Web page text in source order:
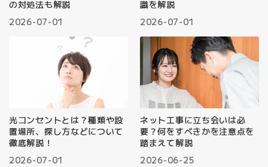
の対処法も解説
2026-07-01
識を解説
2026-07-01
光コンセントとは？種類や設
置場所、探し方などについて
徹底解説！
2026-07-01
ネット工事に立ち会いは必
要？何をすべきかを注意点を
踏まえて解説
2026-06-25